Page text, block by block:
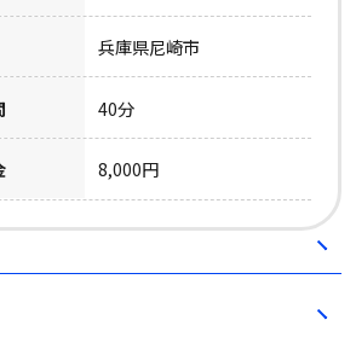
兵庫県尼崎市
40分
8,000円